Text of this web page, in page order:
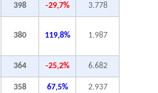
398 -29,7% 3.778
380 119,8% 1.987
364 -25,2% 6.682
358 67,5% 2.937